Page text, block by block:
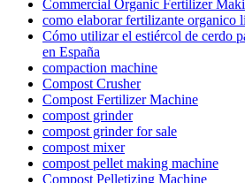
Commercial Organic Fertilizer
como elaborar fertilizante organico
Cómo utilizar el estiércol de cerdo
en España
compaction machine
Compost Crusher
Compost Fertilizer Machine
compost grinder
compost grinder for sale
compost mixer
compost pellet making machine
Compost Pelletizing Machine